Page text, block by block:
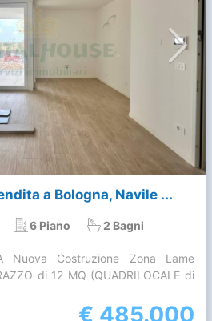
a Bologna, Navile ...
6 Piano 2 Bagni
Nuova Costruzione Zona Lame
di 12 MQ (QUADRILOCALE di
€ 485.000